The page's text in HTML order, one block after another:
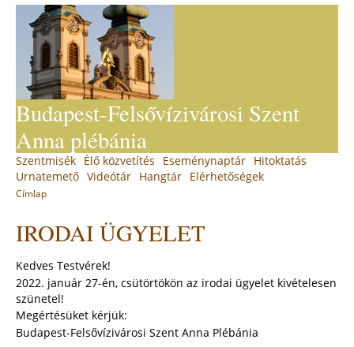
navigation
Budapest-Felsővízivárosi Szent
Anna plébánia
are
Címlap
to
top
IRODAI ÜGYELET
Kedves Testvérek!
2022. január 27-én, csütörtökön az irodai ügyelet kivételesen
szünetel!
Megértésüket kérjük:
Budapest-Felsővízivárosi Szent Anna Plébánia
Back
to
top
Main
menu
Szentmisék Élő közvetítés Eseménynaptár Hitoktatás
Urnatemető Videótár Hangtár Elérhetőségek